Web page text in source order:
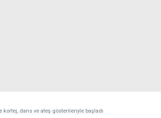
dans ve ateş gösterileriyle başladı